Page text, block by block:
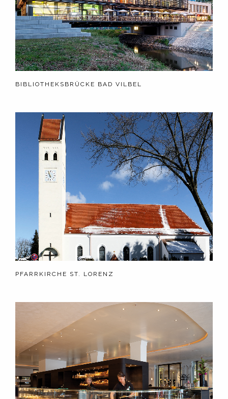
BIBLIOTHEKSBRÜCKE BAD VILBEL
PFARRKIRCHE ST. LORENZ